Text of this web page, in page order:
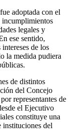
adoptada con el
legales y
ese sentido,
de los
la medida pudiera
de distintos
del Concejo
representantes de
el Ejecutivo
constituye una
instituciones del